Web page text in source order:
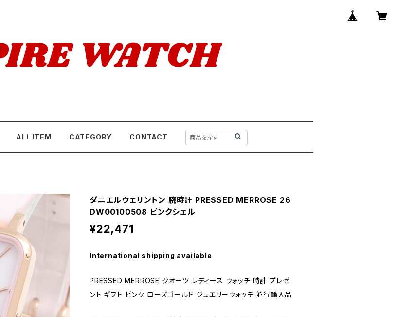
ALL ITEM CATEGORY CONTACT
ダニエルウェリントン 腕時計 PRESSED MERROSE 26
DW00100508 ピンクシェル
¥22,471
International shipping available
PRESSED MERROSE クオーツ レディース ウォッチ 時計 プレゼ
ント ギフト ピンク ローズゴールド ジュエリーウォッチ 並行輸入品